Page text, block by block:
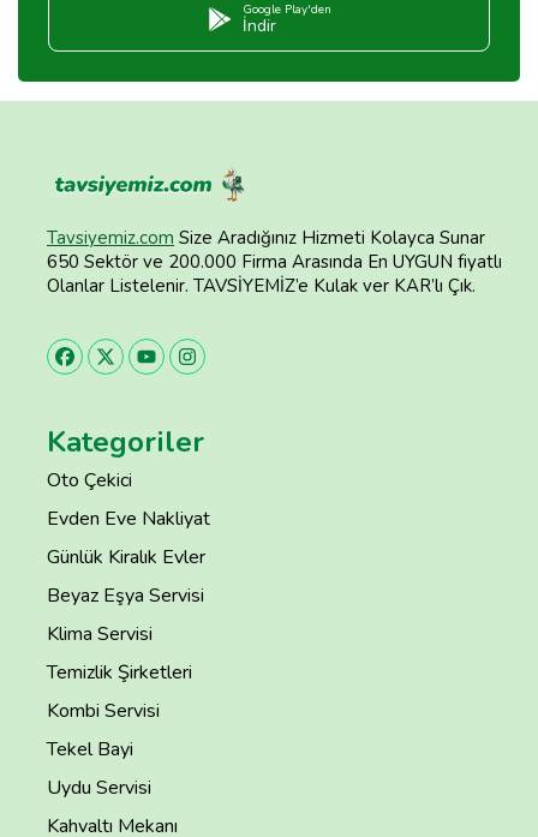
Google Play'den
İndir
Tavsiyemiz.com Size Aradığınız Hizmeti Kolayca Sunar
650 Sektör ve 200.000 Firma Arasında En UYGUN fiyatlı
Olanlar Listelenir. TAVSİYEMİZ’e Kulak ver KAR’lı Çık.
Kategoriler
Oto Çekici
Evden Eve Nakliyat
Günlük Kiralık Evler
Beyaz Eşya Servisi
Klima Servisi
Temizlik Şirketleri
Kombi Servisi
Tekel Bayi
Uydu Servisi
Kahvaltı Mekanı